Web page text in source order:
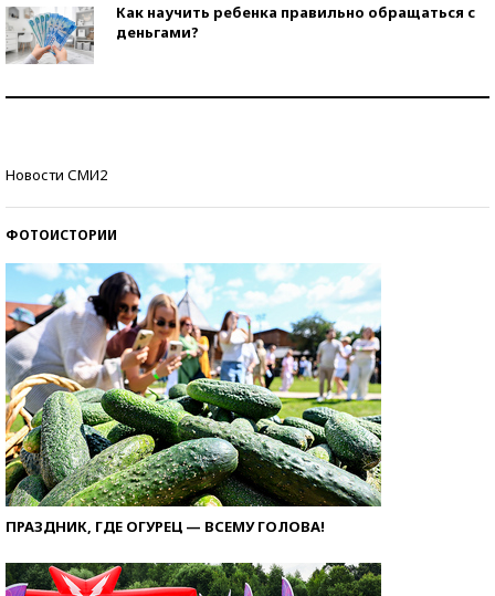
Как научить ребенка правильно обращаться с
деньгами?
Новости СМИ2
ФОТОИСТОРИИ
ПРАЗДНИК, ГДЕ ОГУРЕЦ — ВСЕМУ ГОЛОВА!